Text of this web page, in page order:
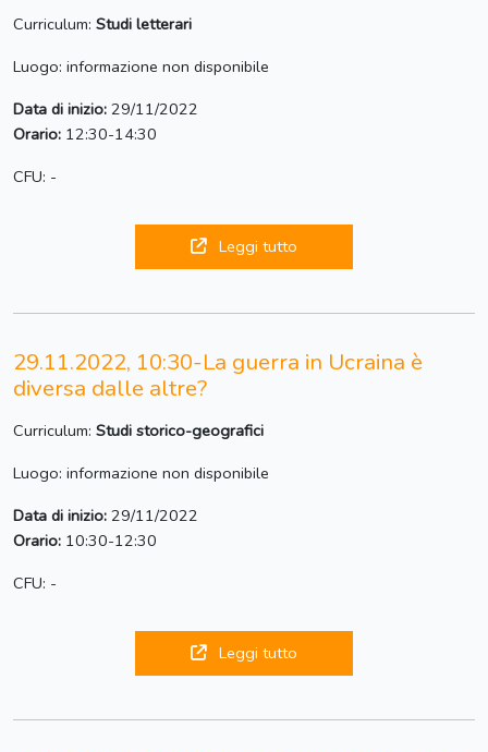
Curriculum: Studi letterari
Luogo: informazione non disponibile
Data di inizio: 29/11/2022
Orario: 12:30-14:30
CFU: -
Leggi tutto
29.11.2022, 10:30-La guerra in Ucraina è
diversa dalle altre?
Curriculum: Studi storico-geografici
Luogo: informazione non disponibile
Data di inizio: 29/11/2022
Orario: 10:30-12:30
CFU: -
Leggi tutto